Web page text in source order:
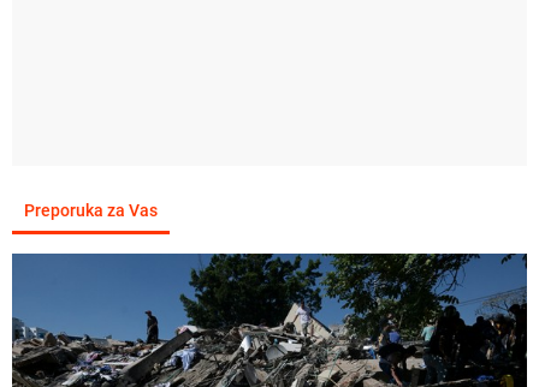
Preporuka za Vas